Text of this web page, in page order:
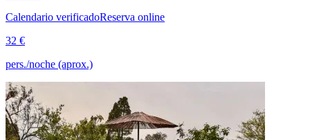
Calendario verificadoReserva online
32 €
pers./noche (aprox.)